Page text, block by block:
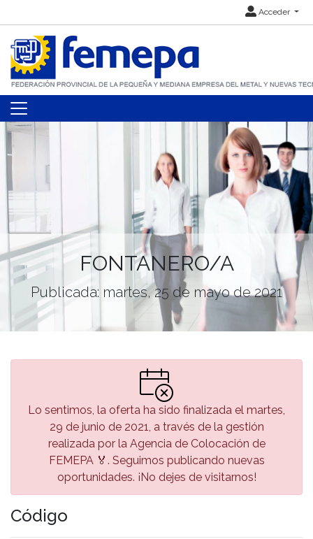
Acceder
FONTANERO/A
Publicada: martes, 25 de mayo de 2021
Lo sentimos, la oferta ha sido finalizada el martes,
29 de junio de 2021, a través de la gestión
realizada por la Agencia de Colocación de
FEMEPA 🏅. Seguimos publicando nuevas
oportunidades. ¡No dejes de visitarnos!
Código